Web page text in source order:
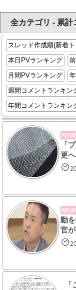
全カテゴリ - 累
スレッド作成順(新着
本日PVランキング
月間PVランキング
週間コメントランキン
年間コメントランキン
NEW
「
更
NEW
動
官
「